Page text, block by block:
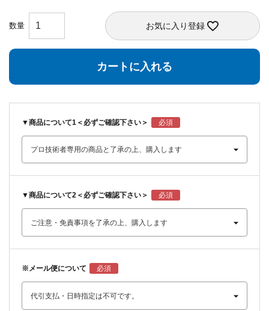
お気に入り登録
カートに入れる
▼商品について1＜必ずご確認下さい＞
▼商品について2＜必ずご確認下さい＞
※メール便について